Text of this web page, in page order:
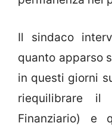
Il sindaco
quanto apparso
in questi giorni
riequilibrare il
Finanziario) e